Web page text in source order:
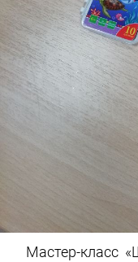
Мастер-класс